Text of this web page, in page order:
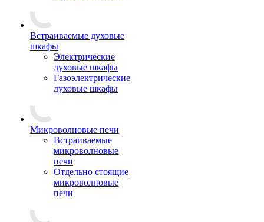
Встраиваемые духовые
шкафы
Электрические
духовые шкафы
Газоэлектрические
духовые шкафы
Микроволновые печи
Встраиваемые
микроволновые
печи
Отдельно стоящие
микроволновые
печи